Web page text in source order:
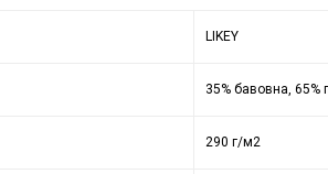
LIKEY
35% бавовна, 65%
290 г/м2